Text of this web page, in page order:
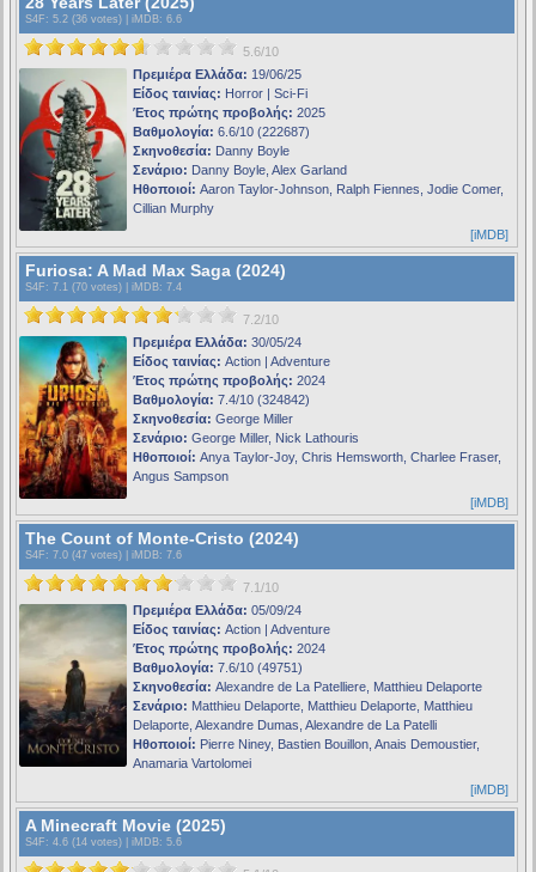
S4F : 5.2 (36 votes) | iMDB: 6.6
5.6/10
Πρεμιέρα Ελλάδα: 19/06/25
Είδος ταινίας: Horror | Sci-Fi
Έτος πρώτης προβολής: 2025
Βαθμολογία: 6.6/10 (222687)
Σκηνοθεσία: Danny Boyle
Σενάριο: Danny Boyle, Alex Garland
Ηθοποιοί: Aaron Taylor-Johnson, Ralph Fiennes, Jodie Comer,
Cillian Murphy
[iMDB]
Furiosa: A Mad Max Saga (2024)
S4F : 7.1 (70 votes) | iMDB: 7.4
7.2/10
Πρεμιέρα Ελλάδα: 30/05/24
Είδος ταινίας: Action | Adventure
Έτος πρώτης προβολής: 2024
Βαθμολογία: 7.4/10 (324842)
Σκηνοθεσία: George Miller
Σενάριο: George Miller, Nick Lathouris
Ηθοποιοί: Anya Taylor-Joy, Chris Hemsworth, Charlee Fraser,
Angus Sampson
[iMDB]
The Count of Monte-Cristo (2024)
S4F : 7.0 (47 votes) | iMDB: 7.6
7.1/10
Πρεμιέρα Ελλάδα: 05/09/24
Είδος ταινίας: Action | Adventure
Έτος πρώτης προβολής: 2024
Βαθμολογία: 7.6/10 (49751)
Σκηνοθεσία: Alexandre de La Patelliere, Matthieu Delaporte
Σενάριο: Matthieu Delaporte, Matthieu Delaporte, Matthieu
Delaporte, Alexandre Dumas, Alexandre de La Patelli
Ηθοποιοί: Pierre Niney, Bastien Bouillon, Anais Demoustier,
Anamaria Vartolomei
[iMDB]
A Minecraft Movie (2025)
S4F : 4.6 (14 votes) | iMDB: 5.6